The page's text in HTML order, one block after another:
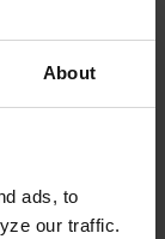
About
ads, to
our traffic.